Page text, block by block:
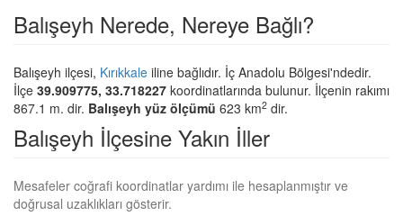
Balışeyh Nerede, Nereye Bağlı?
Balışeyh ilçesi, Kırıkkale iline bağlıdır. İç Anadolu Bölgesi'ndedir.
İlçe 39.909775, 33.718227 koordinatlarında bulunur. İlçenin rakımı
867.1 m. dir. Balışeyh yüz ölçümü 623 km2 dir.
Balışeyh İlçesine Yakın İller
Mesafeler coğrafi koordinatlar yardımı ile hesaplanmıştır ve
doğrusal uzaklıkları gösterir.